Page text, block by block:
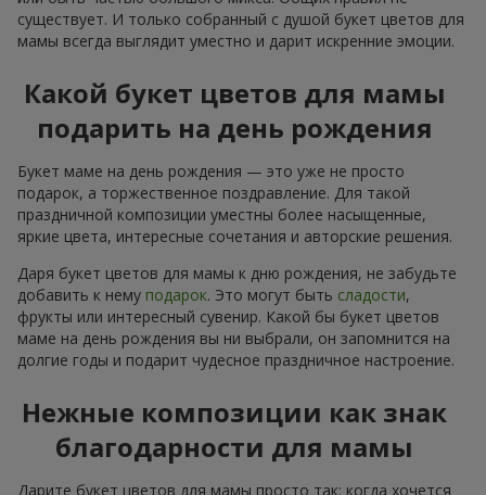
существует. И только собранный с душой букет цветов для
мамы всегда выглядит уместно и дарит искренние эмоции.
Какой букет цветов для мамы
подарить на день рождения
Букет маме на день рождения — это уже не просто
подарок, а торжественное поздравление. Для такой
праздничной композиции уместны более насыщенные,
яркие цвета, интересные сочетания и авторские решения.
Даря букет цветов для мамы к дню рождения, не забудьте
добавить к нему подарок. Это могут быть сладости,
фрукты или интересный сувенир. Какой бы букет цветов
маме на день рождения вы ни выбрали, он запомнится на
долгие годы и подарит чудесное праздничное настроение.
Нежные композиции как знак
благодарности для мамы
Дарите букет цветов для мамы просто так: когда хочется